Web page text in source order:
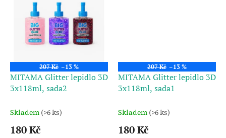
207 Kč –13 %
MITAMA Glitter lepidlo 3D
3x118ml, sada2
Skladem (>6 ks)
180 Kč
207 Kč –13 %
MITAMA Glitter lepidlo 3D
3x118ml, sada1
Skladem (>6 ks)
180 Kč